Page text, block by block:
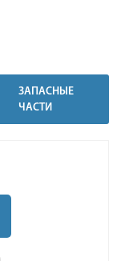
ЗАПАСНЫЕ
ЧАСТИ